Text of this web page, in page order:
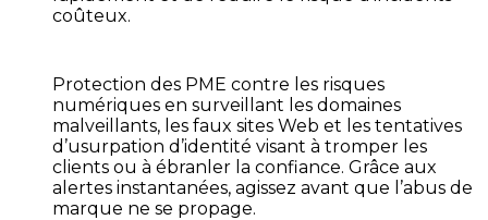
coûteux.
Protection des PME contre les risques
numériques en surveillant les domaines
malveillants, les faux sites Web et les tentatives
d’usurpation d’identité visant à tromper les
clients ou à ébranler la confiance. Grâce aux
alertes instantanées, agissez avant que l’abus de
marque ne se propage.